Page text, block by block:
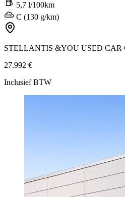
5,7 l/100km
C (130 g/km)
STELLANTIS &YOU USED CAR
27.992 €
Inclusief BTW